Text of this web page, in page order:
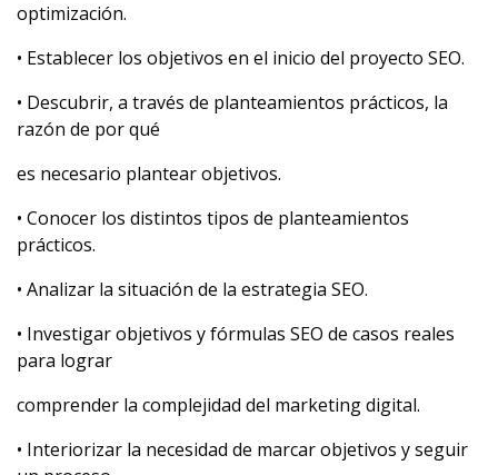
optimización.
• Establecer los objetivos en el inicio del proyecto SEO.
• Descubrir, a través de planteamientos prácticos, la
razón de por qué
es necesario plantear objetivos.
• Conocer los distintos tipos de planteamientos
prácticos.
• Analizar la situación de la estrategia SEO.
• Investigar objetivos y fórmulas SEO de casos reales
para lograr
comprender la complejidad del marketing digital.
• Interiorizar la necesidad de marcar objetivos y seguir